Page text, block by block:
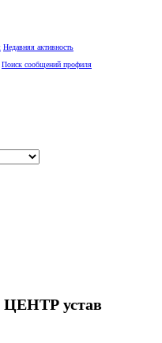
Недавняя активность
Поиск сообщений профиля
устав